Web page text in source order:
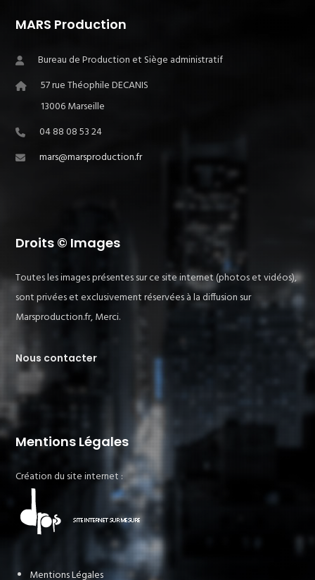
MARS Production
Bureau de Production et Siège administratif
57 rue Théophile DECANIS
13006 Marseille
04 88 08 53 24
mars@marsproduction.fr
Droits © Images
Toutes les images présentes sur ce site internet (photos et vidéos),
sont privées et exclusivement réservées à la diffusion sur
Marsproduction.fr, Merci.
Nous contacter
Mentions Légales
Création du site internet :
Mentions Légales